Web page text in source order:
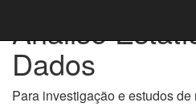
Análise
Dados
Para investigação e estudos de